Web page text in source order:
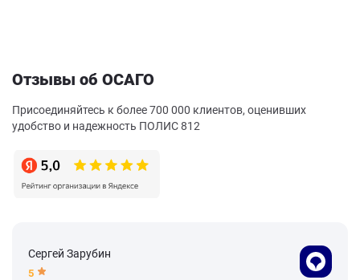
Отзывы об ОСАГО
Присоединяйтесь к более 700 000 клиентов, оценивших
удобство и надежность ПОЛИС 812
Сергей Зарубин
5